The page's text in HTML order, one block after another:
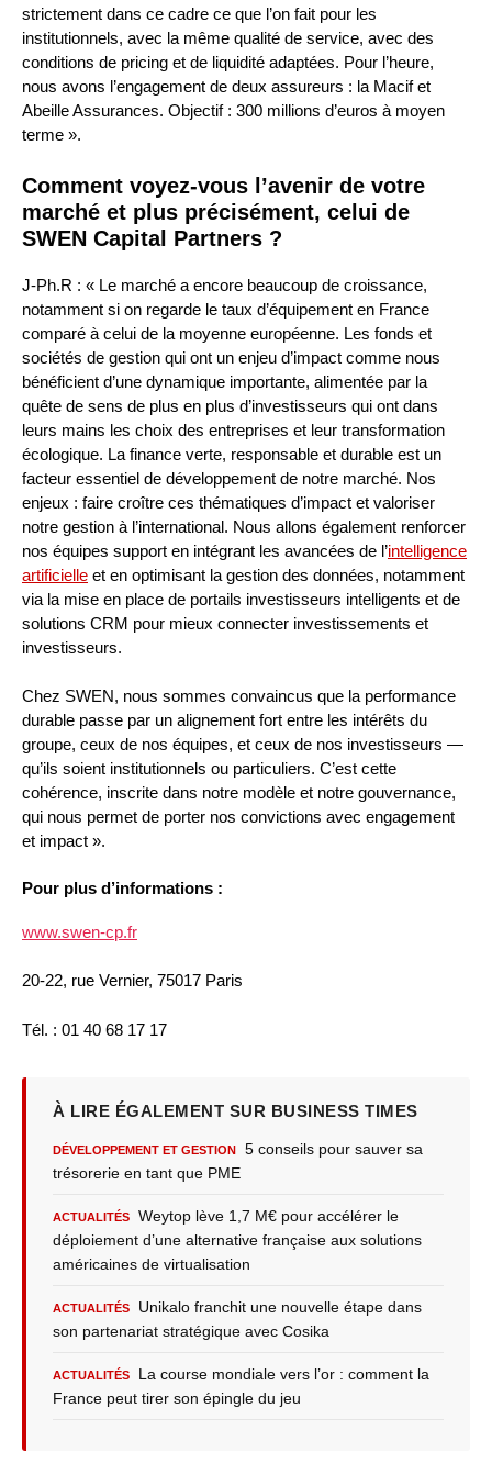
strictement dans ce cadre ce que l’on fait pour les
institutionnels, avec la même qualité de service, avec des
conditions de pricing et de liquidité adaptées. Pour l’heure,
nous avons l’engagement de deux assureurs : la Macif et
Abeille Assurances. Objectif : 300 millions d’euros à moyen
terme ».
Comment voyez-vous l’avenir de votre
marché et plus précisément, celui de
SWEN Capital Partners ?
J-Ph.R : « Le marché a encore beaucoup de croissance,
notamment si on regarde le taux d’équipement en France
comparé à celui de la moyenne européenne. Les fonds et
sociétés de gestion qui ont un enjeu d’impact comme nous
bénéficient d’une dynamique importante, alimentée par la
quête de sens de plus en plus d’investisseurs qui ont dans
leurs mains les choix des entreprises et leur transformation
écologique. La finance verte, responsable et durable est un
facteur essentiel de développement de notre marché. Nos
enjeux : faire croître ces thématiques d’impact et valoriser
notre gestion à l’international. Nous allons également renforcer
nos équipes support en intégrant les avancées de l’intelligence
artificielle et en optimisant la gestion des données, notamment
via la mise en place de portails investisseurs intelligents et de
solutions CRM pour mieux connecter investissements et
investisseurs.
Chez SWEN, nous sommes convaincus que la performance
durable passe par un alignement fort entre les intérêts du
groupe, ceux de nos équipes, et ceux de nos investisseurs —
qu’ils soient institutionnels ou particuliers. C’est cette
cohérence, inscrite dans notre modèle et notre gouvernance,
qui nous permet de porter nos convictions avec engagement
et impact ».
Pour plus d’informations :
www.swen-cp.fr
20-22, rue Vernier, 75017 Paris
Tél. : 01 40 68 17 17
À LIRE ÉGALEMENT SUR BUSINESS TIMES
DÉVELOPPEMENT ET GESTION
5 conseils pour sauver sa
trésorerie en tant que PME
ACTUALITÉS
Weytop lève 1,7 M€ pour accélérer le
déploiement d’une alternative française aux solutions
américaines de virtualisation
ACTUALITÉS
Unikalo franchit une nouvelle étape dans
son partenariat stratégique avec Cosika
ACTUALITÉS
La course mondiale vers l’or : comment la
France peut tirer son épingle du jeu